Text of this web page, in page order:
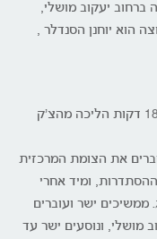
ברחוב יעקוב מושלי,
הוא יוחנן הסנדלר ,
מרחק נסיעה של כ-6 דקות מהצ'ק פוסט, כ-18 דקות הליכה מהצ'ק
את הצומת המרכזית
ומיד אחרי
ממשיכים ישר ועוברים
מושלי, ונוסעים ישר עד